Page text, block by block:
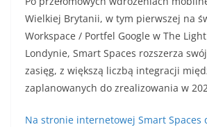
Wielkiej Brytanii, w tym pierwszej na
Workspace / Portfel Google w The
Londynie, Smart Spaces rozszerza
zasięg, z większą liczbą integracji
zaplanowanych do zrealizowania w
Na stronie internetowej Smart Spaces